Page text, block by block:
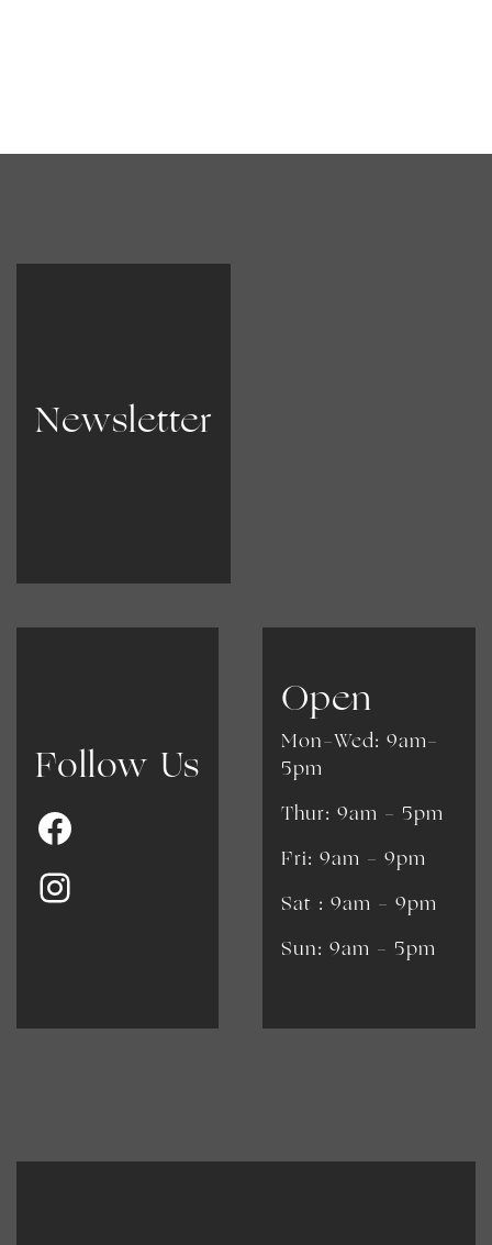
Newsletter
Follow Us
Open
Mon-Wed: 9am-
5pm
Thur: 9am - 5pm
Fri: 9am - 9pm
​​Sat : 9am - 9pm
Sun: 9am - 5pm